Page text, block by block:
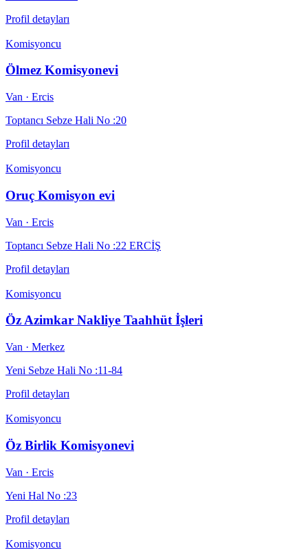
Profil detayları
Komisyoncu
Ölmez Komisyonevi
Van · Ercis
Toptancı Sebze Hali No :20
Profil detayları
Komisyoncu
Oruç Komisyon evi
Van · Ercis
Toptancı Sebze Hali No :22 ERCİŞ
Profil detayları
Komisyoncu
Öz Azimkar Nakliye Taahhüt İşleri
Van · Merkez
Yeni Sebze Hali No :11-84
Profil detayları
Komisyoncu
Öz Birlik Komisyonevi
Van · Ercis
Yeni Hal No :23
Profil detayları
Komisyoncu